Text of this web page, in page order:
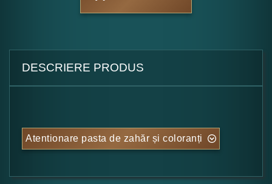
DESCRIERE PRODUS
Atentionare pasta de zahăr și coloranți